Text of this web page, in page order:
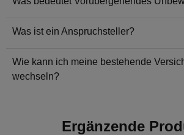
Was ist ein Anspruchsteller?
Wie kann ich meine bestehende
wechseln?
Ergänzende